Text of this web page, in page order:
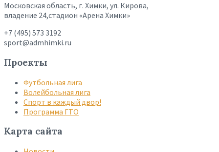
Московская область, г. Химки, ул. Кирова,
владение 24,стадион «Арена Химки»
+7 (495) 573 3192
sport@admhimki.ru
Проекты
Футбольная лига
Волейбольная лига
Спорт в каждый двор!
Программа ГТО
Карта сайта